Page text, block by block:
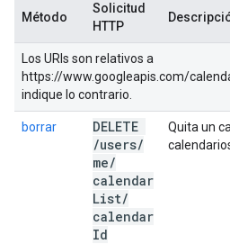
Método
Solicitud
HTTP
Los URIs son relativos a
https://www.googleapis.com/
indique lo contrario.
borrar
DELETE
/users/
me/
calendar
List/
calendar
Id
Quita un